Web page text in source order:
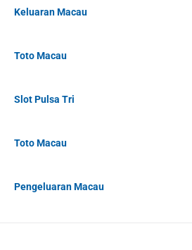
Keluaran Macau
Toto Macau
Slot Pulsa Tri
Toto Macau
Pengeluaran Macau